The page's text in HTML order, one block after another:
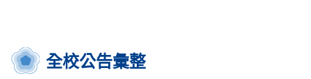
全校公告彙整